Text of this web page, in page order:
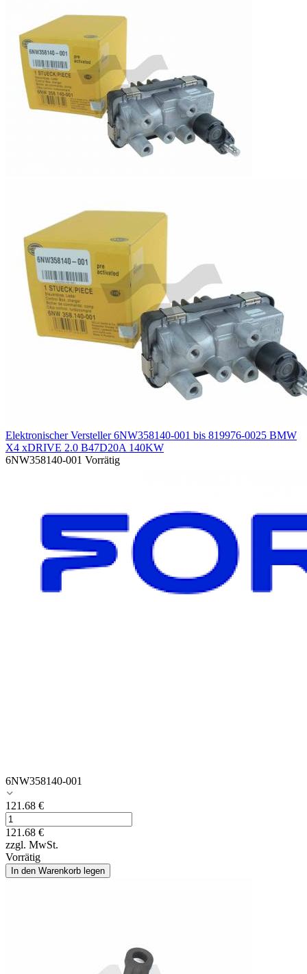
Elektronischer Versteller 6NW358140-001 bis 819976-0025 BMW
X4 xDRIVE 2.0 B47D20A 140KW
6NW358140-001 Vorrätig
6NW358140-001
121.68 €
121.68 €
zzgl. MwSt.
Vorrätig
In den Warenkorb legen